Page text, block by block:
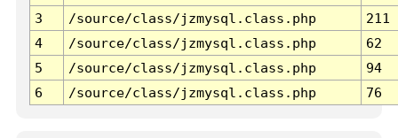
3 /source/class/jzmysql.class.php
211
4
/source/class/jzmysql.class.php
62
5
/source/class/jzmysql.class.php
94
6
/source/class/jzmysql.class.php 76